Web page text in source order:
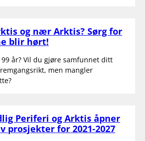
og nær Arktis? Sørg for
blir hørt!
år? Vil du gjøre samfunnet ditt
men mangler
Periferi og Arktis åpner
prosjekter for 2021-2027